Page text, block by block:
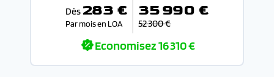
Dès 283 €
Par mois en LOA
35 990 €
52 300 €
Economisez16 310 €